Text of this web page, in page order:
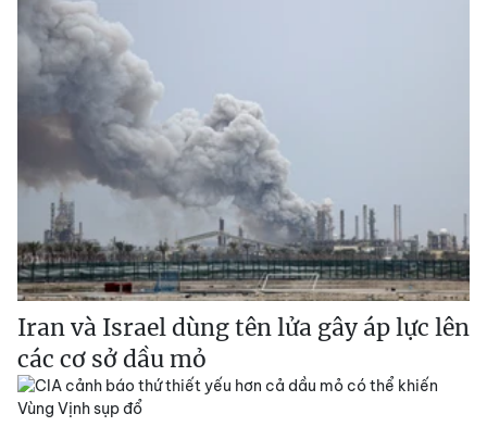
Iran và Israel dùng tên lửa gây áp lực lên
các cơ sở dầu mỏ